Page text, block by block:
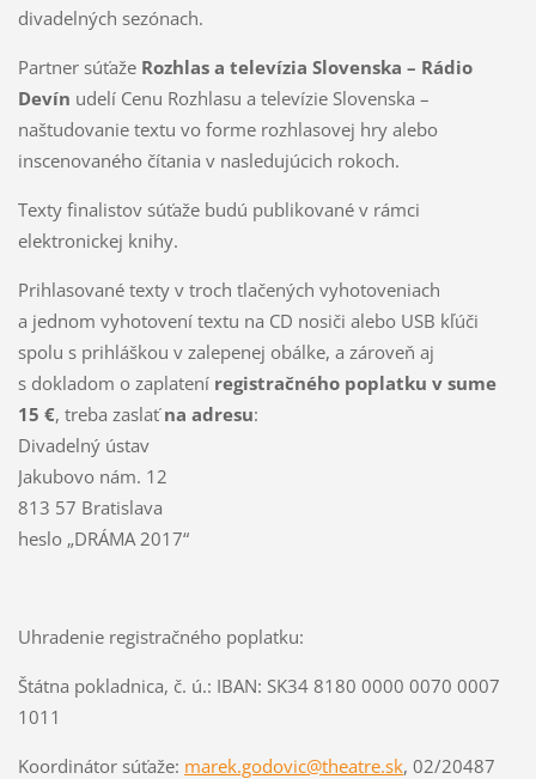
divadelných sezónach.
Partner súťaže Rozhlas a televízia Slovenska – Rádio
Devín udelí Cenu Rozhlasu a televízie Slovenska –
naštudovanie textu vo forme rozhlasovej hry alebo
inscenovaného čítania v nasledujúcich rokoch.
Texty finalistov súťaže budú publikované v rámci
elektronickej knihy.
Prihlasované texty v troch tlačených vyhotoveniach
a jednom vyhotovení textu na CD nosiči alebo USB kľúči
spolu s prihláškou v zalepenej obálke, a zároveň aj
s dokladom o zaplatení registračného poplatku v sume
15 €, treba zaslaťna adresu:
Divadelný ústav
Jakubovo nám. 12
813 57 Bratislava
heslo „DRÁMA 2017“
Uhradenie registračného poplatku:
Štátna pokladnica, č. ú.: IBAN: SK34 8180 0000 0070 0007
1011
Koordinátor súťaže: marek.godovic@theatre.sk, 02/20487